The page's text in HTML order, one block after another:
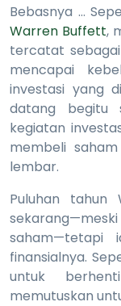
Bebasnya …
Warren Buffett,
tercatat
mencapai
investasi yang
datang begitu
kegiatan
membeli
lembar.
Puluhan tahun
saham—tetapi
finansialnya.
untuk
memutuskan